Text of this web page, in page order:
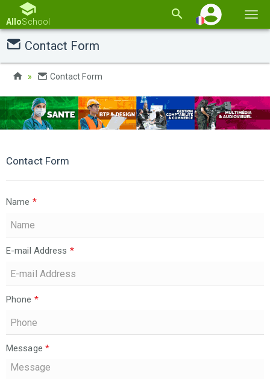
la
AlloSchool
Contact Form
Contact Form
Contact Form
Name *
E-mail Address *
Phone *
Message *